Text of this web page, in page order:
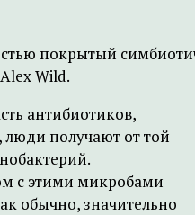
покрытый
Wild.
антибиотиков,
получают от той
с этими микробами
обычно, значительно